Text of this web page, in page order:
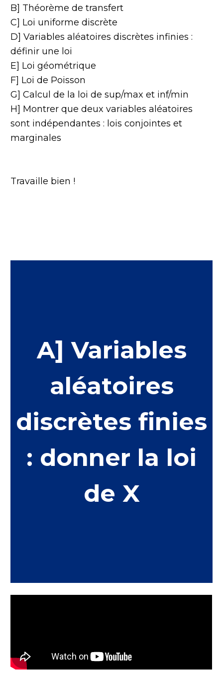
B] Théorème de transfert
C] Loi uniforme discrète
D] Variables aléatoires discrètes infinies :
définir une loi
E] Loi géométrique
F] Loi de Poisson
G] Calcul de la loi de sup/max et inf/min
H] Montrer que deux variables aléatoires
sont indépendantes : lois conjointes et
marginales
Travaille bien !
A] Variables
aléatoires
discrètes finies
: donner la loi
de X